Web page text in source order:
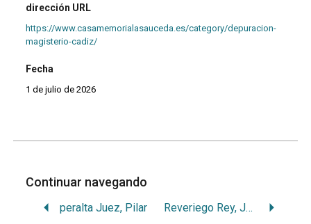
dirección URL
https://www.casamemorialasauceda.es/category/depuracion-
magisterio-cadiz/
Fecha
1 de julio de 2026
Continuar navegando
peralta Juez, Pilar Reveriego Rey, José